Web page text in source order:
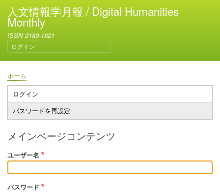
メ
イ
コ
テ
移
人文情報学月報 / Digital Humanities
Monthly
ISSN 2189-1621
ユ
ー
ザ
ー
ア
カ
ウ
ン
ト
メ
ュ
ー
ログイン
パ
ン
く
ず
ホーム
プ
ラ
マ
リ
ー
タ
ログイン
パスワードを再設定
メインページコンテンツ
ユーザー名
パスワード